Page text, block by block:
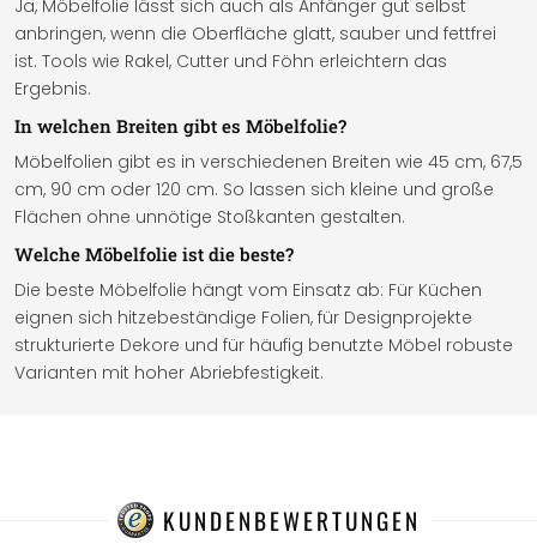
Ja, Möbelfolie lässt sich auch als Anfänger gut selbst
anbringen, wenn die Oberfläche glatt, sauber und fettfrei
ist. Tools wie Rakel, Cutter und Föhn erleichtern das
Ergebnis.
In welchen Breiten gibt es Möbelfolie?
Möbelfolien gibt es in verschiedenen Breiten wie 45 cm, 67,5
cm, 90 cm oder 120 cm. So lassen sich kleine und große
Flächen ohne unnötige Stoßkanten gestalten.
Welche Möbelfolie ist die beste?
Die beste Möbelfolie hängt vom Einsatz ab: Für Küchen
eignen sich hitzebeständige Folien, für Designprojekte
strukturierte Dekore und für häufig benutzte Möbel robuste
Varianten mit hoher Abriebfestigkeit.
KUNDENBEWERTUNGEN